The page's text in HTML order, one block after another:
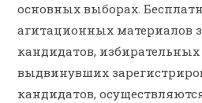
основных выборах.
агитационных материалов
кандидатов,
выдвинувших
кандидатов,